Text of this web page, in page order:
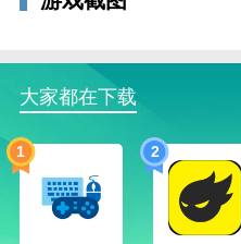
组合！每天都是你的Style
赶快舞动指尖俘获爱，一
大家都在下载
1 2